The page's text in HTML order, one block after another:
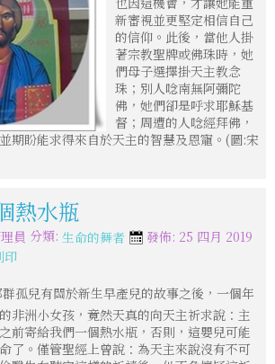
新審視並更堅定相信自己
的信仰。此後，當他人掛
著宗教聖牌或佛珠時，她
們母子選擇掛天主教念
珠；別人唸南無阿彌陀
佛，她們卻是呼求耶穌基
督；周遭的人唸經拜佛，
期盼能求得來自於天主的智慧及恩寵。(圖:宋
熱水瓶
員 分類: 生命的舞者
發佈: 25 四月 2019
印
孤兒有關於新生早產兒的故事之後，一個年
非洲小女孩，竟然天真的向天主祈求說：主
前寄給我們一個熱水瓶，否則，這嬰兒可能
了。僅管聖經上曾說：為天主來說沒有不可